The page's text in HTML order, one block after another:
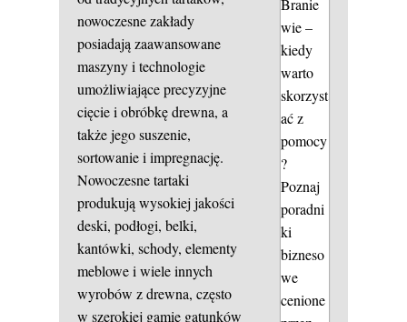
nowoczesne zakłady
posiadają zaawansowane
maszyny i technologie
umożliwiające precyzyjne
cięcie i obróbkę drewna, a
także jego suszenie,
sortowanie i impregnację.
Nowoczesne tartaki
produkują wysokiej jakości
deski, podłogi, belki,
kantówki, schody, elementy
meblowe i wiele innych
wyrobów z drewna, często
w szerokiej gamie gatunków
Branie
wie –
kiedy
warto
skorzyst
ać z
pomocy
?
Poznaj
poradni
ki
bizneso
we
cenione